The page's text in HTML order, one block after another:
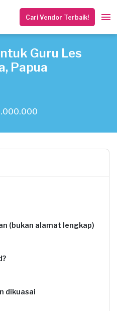
Cari Vendor Terbaik!
Guru Les
Papua
(bukan alamat lengkap)
dikuasai